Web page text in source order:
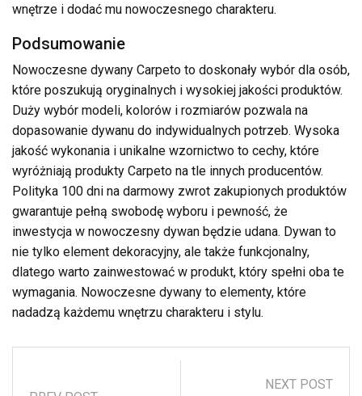
wnętrze i dodać mu nowoczesnego charakteru.
Podsumowanie
Nowoczesne dywany Carpeto to doskonały wybór dla osób,
które poszukują oryginalnych i wysokiej jakości produktów.
Duży wybór modeli, kolorów i rozmiarów pozwala na
dopasowanie dywanu do indywidualnych potrzeb. Wysoka
jakość wykonania i unikalne wzornictwo to cechy, które
wyróżniają produkty Carpeto na tle innych producentów.
Polityka 100 dni na darmowy zwrot zakupionych produktów
gwarantuje pełną swobodę wyboru i pewność, że
inwestycja w nowoczesny dywan będzie udana. Dywan to
nie tylko element dekoracyjny, ale także funkcjonalny,
dlatego warto zainwestować w produkt, który spełni oba te
wymagania. Nowoczesne dywany to elementy, które
nadadzą każdemu wnętrzu charakteru i stylu.
NEXT POST